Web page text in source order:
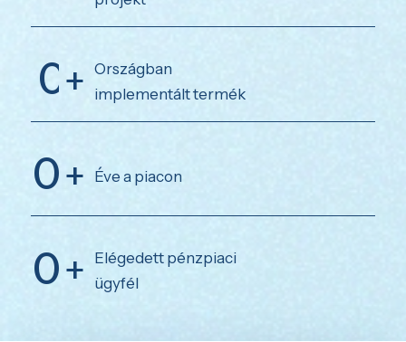
0
Országban
implementált termék
0 Éve a piacon
0
Elégedett pénzpiaci
ügyfél